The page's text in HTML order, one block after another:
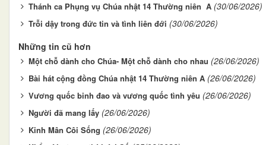
Thánh ca Phụng vụ Chúa nhật 14 Thường niên A (30/06/2026)
Trỗi dậy trong đức tin và tình liên đới (30/06/2026)
Những tin cũ hơn
Một chỗ dành cho Chúa- Một chỗ dành cho nhau (26/06/2026)
Bài hát cộng đồng Chúa nhật 14 Thường niên A (26/06/2026)
Vương quốc binh đao và vương quốc tình yêu (26/06/2026)
Người đã mang lấy (26/06/2026)
Kinh Mân Côi Sống (26/06/2026)